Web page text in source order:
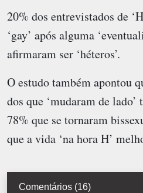
20% dos entrevistados de
‘gay’ após alguma
afirmaram ser ‘héteros’.
O estudo também apontou
dos que ‘mudaram de
78% que se tornaram
que a vida ‘na hora H’
Comentários (16)